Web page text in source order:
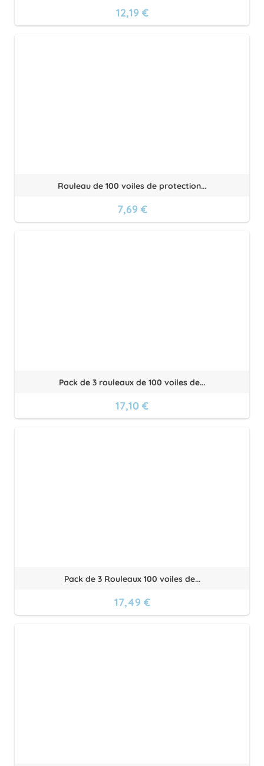
12,19 €
Rouleau de 100 voiles de protection...
7,69 €
Pack de 3 rouleaux de 100 voiles de...
17,10 €
Pack de 3 Rouleaux 100 voiles de...
17,49 €